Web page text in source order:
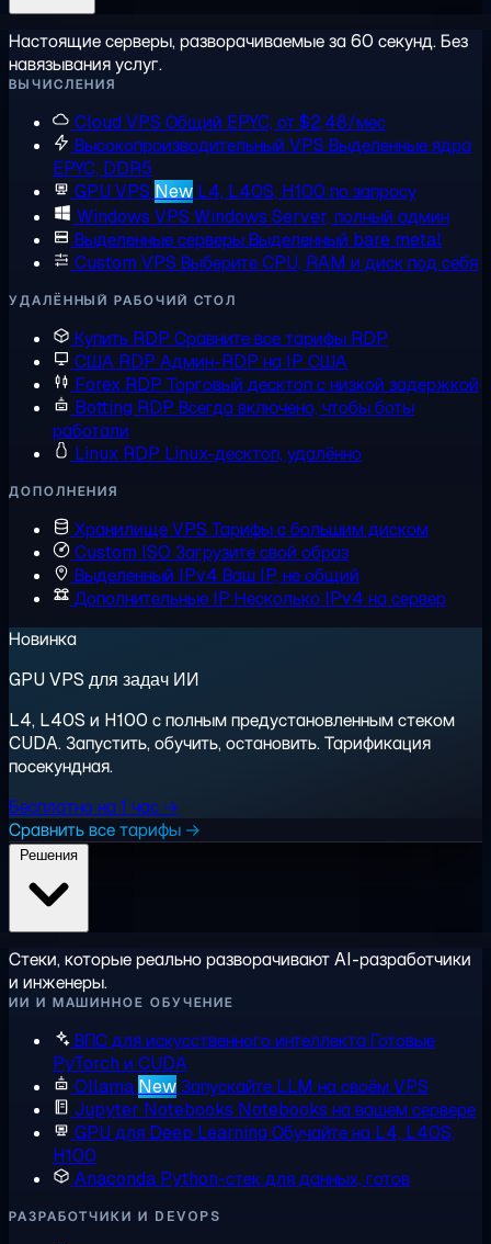
Настоящие серверы, разворачиваемые за 60 секунд. Без
навязывания услуг.
ВЫЧИСЛЕНИЯ
Cloud VPS Общий EPYC, от $2,48/мес
Высокопроизводительный VPS Выделенные ядра
EPYC, DDR5
GPU VPS New L4, L40S, H100 по запросу
Windows VPS Windows Server, полный админ
Выделенные серверыВыделенный bare metal
Custom VPS Выберите CPU, RAM и диск под себя
УДАЛЁННЫЙ РАБОЧИЙ СТОЛ
Купить RDP Сравните все тарифы RDP
США RDP Админ-RDP на IP США
Forex RDP Торговый десктоп с низкой задержкой
Botting RDP Всегда включено, чтобы боты
работали
Linux RDP Linux-десктоп, удалённо
ДОПОЛНЕНИЯ
Хранилище VPS Тарифы с большим диском
Custom ISO Загрузите свой образ
Выделенный IPv4 Ваш IP, не общий
Дополнительные IP Несколько IPv4 на сервер
Новинка
GPU VPS для задач ИИ
L4, L40S и H100 с полным предустановленным стеком
CUDA. Запустить, обучить, остановить. Тарификация
посекундная.
Бесплатно на 1 час →
Сравнить все тарифы →
Стеки, которые реально разворачивают AI-разработчики
и инженеры.
ИИ И МАШИННОЕ ОБУЧЕНИЕ
ВПС для искусственного интеллектаГотовые
PyTorch и CUDA
Ollama NewЗапускайте LLM на своём VPS
Jupyter Notebooks Notebooks на вашем сервере
GPU для Deep Learning Обучайте на L4, L40S,
H100
Anaconda Python-стек для данных, готов
РАЗРАБОТЧИКИ И DEVOPS